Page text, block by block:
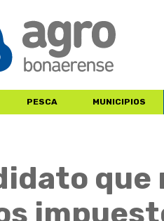
PESCA MUNICIPIOS
que